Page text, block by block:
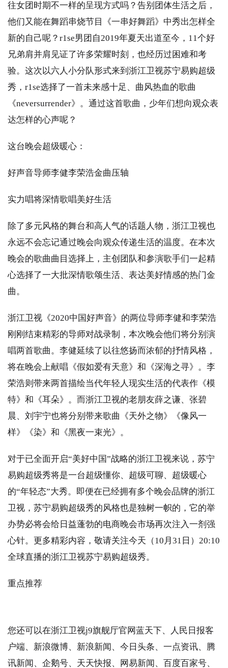
往女团时期不一样的呈现方式吗？告别团体生活之后，
他们又能在舞蹈串烧节目《一串好舞蹈》中秀出怎样全
新的自己呢？r1se男团自2019年夏天出道至今，11个好
兄弟肩并肩见证了许多荣耀时刻，也经历过困难和考
验。这次以六人小分队形式来到浙江卫视苏宁易购超级
秀，r1se选择了一首未来感十足、曲风热血的歌曲
《neversurrender》。通过这首歌曲，少年们想向观众表
达怎样的心声呢？
这台晚会超级暖心：
好声音导师李健李荣浩金曲压轴
实力唱将深情歌唱美好生活
除了多元风格的舞台和高人气的话题人物，浙江卫视也
永远不会忘记通过晚会向观众传递生活的温度。在本次
晚会的歌曲曲目选择上，主创团队和参演歌手们一起精
心选择了一大批深情歌颂生活、表达美好情感的热门金
曲。
浙江卫视《2020中国好声音》的两位导师李健和李荣浩
刚刚结束精彩的导师对战录制，本次晚会他们将分别演
唱两首歌曲。李健延续了以往悠扬而浓郁的抒情风格，
将在晚会上献唱《假如爱有天意》和《深海之寻》。李
荣浩则带来两首描绘当代年轻人现实生活的代表作《模
特》和《耳朵》。而浙江卫视的老朋友薛之谦、张碧
晨、刘宇宁也将分别带来歌曲《天外之物》《像风一
样》《染》和《黑夜一束光》。
对于已全面开启“美好中国”战略的浙江卫视来说，苏宁
易购超级秀将是一台超级懂你、超级可聊、超级暖心
的“年轻态”大秀。即便在已经拥有多个晚会品牌的浙江
卫视，苏宁易购超级秀的风格也是独树一帜的，它的举
办势必将会给日益蓬勃的电商晚会市场再次注入一剂强
心针。更多精彩内容，敬请关注今天（10月31日）20:10
全球直播的浙江卫视苏宁易购超级秀。
重点推荐
您还可以在浙江卫视j9旗舰厅官网蓝天下、人民日报客
户端、新浪微博、新浪新闻、今日头条、一点资讯、腾
讯新闻、企鹅号、天天快报、网易新闻、百度百家号、